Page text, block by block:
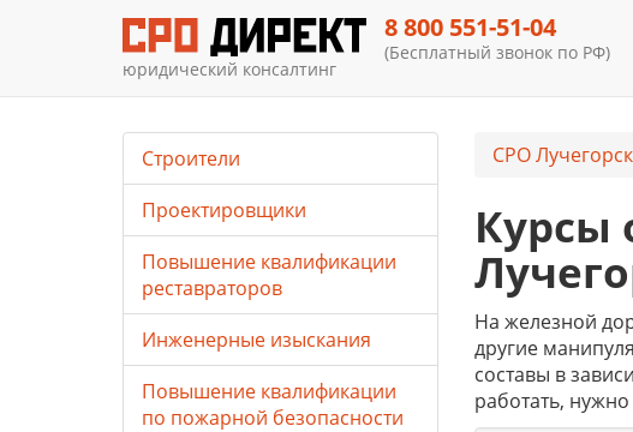
юридический консалтинг
8 800 551-51-04
(Бесплатный звонок по РФ)
СРО Лучегорск
Курсы
На железной
другие
составы в
работать,
Строители
Проектировщики
Повышение квалификации
реставраторов
Инженерные изыскания
Повышение квалификации
по пожарной безопасности